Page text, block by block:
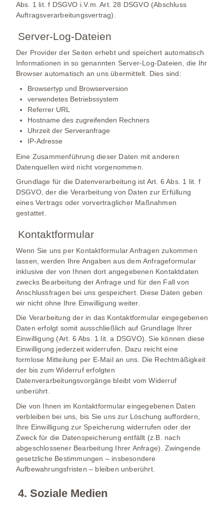
Abs. 1 lit. f DSGVO i.V.m. Art. 28 DSGVO (Abschluss
Auftragsverarbeitungsvertrag).
Server-Log-Dateien
Der Provider der Seiten erhebt und speichert automatisch
Informationen in so genannten Server-Log-Dateien, die Ihr
Browser automatisch an uns übermittelt. Dies sind:
Browsertyp und Browserversion
verwendetes Betriebssystem
Referrer URL
Hostname des zugreifenden Rechners
Uhrzeit der Serveranfrage
IP-Adresse
Eine Zusammenführung dieser Daten mit anderen
Datenquellen wird nicht vorgenommen.
Grundlage für die Datenverarbeitung ist Art. 6 Abs. 1 lit. f
DSGVO, der die Verarbeitung von Daten zur Erfüllung
eines Vertrags oder vorvertraglicher Maßnahmen
gestattet.
Kontaktformular
Wenn Sie uns per Kontaktformular Anfragen zukommen
lassen, werden Ihre Angaben aus dem Anfrageformular
inklusive der von Ihnen dort angegebenen Kontaktdaten
zwecks Bearbeitung der Anfrage und für den Fall von
Anschlussfragen bei uns gespeichert. Diese Daten geben
wir nicht ohne Ihre Einwilligung weiter.
Die Verarbeitung der in das Kontaktformular eingegebenen
Daten erfolgt somit ausschließlich auf Grundlage Ihrer
Einwilligung (Art. 6 Abs. 1 lit. a DSGVO). Sie können diese
Einwilligung jederzeit widerrufen. Dazu reicht eine
formlose Mitteilung per E-Mail an uns. Die Rechtmäßigkeit
der bis zum Widerruf erfolgten
Datenverarbeitungsvorgänge bleibt vom Widerruf
unberührt.
Die von Ihnen im Kontaktformular eingegebenen Daten
verbleiben bei uns, bis Sie uns zur Löschung auffordern,
Ihre Einwilligung zur Speicherung widerrufen oder der
Zweck für die Datenspeicherung entfällt (z.B. nach
abgeschlossener Bearbeitung Ihrer Anfrage). Zwingende
gesetzliche Bestimmungen – insbesondere
Aufbewahrungsfristen – bleiben unberührt.
4. Soziale Medien